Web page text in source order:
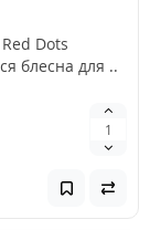
Dots
блесна для ..